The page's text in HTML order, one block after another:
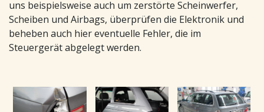
uns beispielsweise auch um zerstörte Scheinwerfer,
Scheiben und Airbags, überprüfen die Elektronik und
beheben auch hier eventuelle Fehler, die im
Steuergerät abgelegt werden.